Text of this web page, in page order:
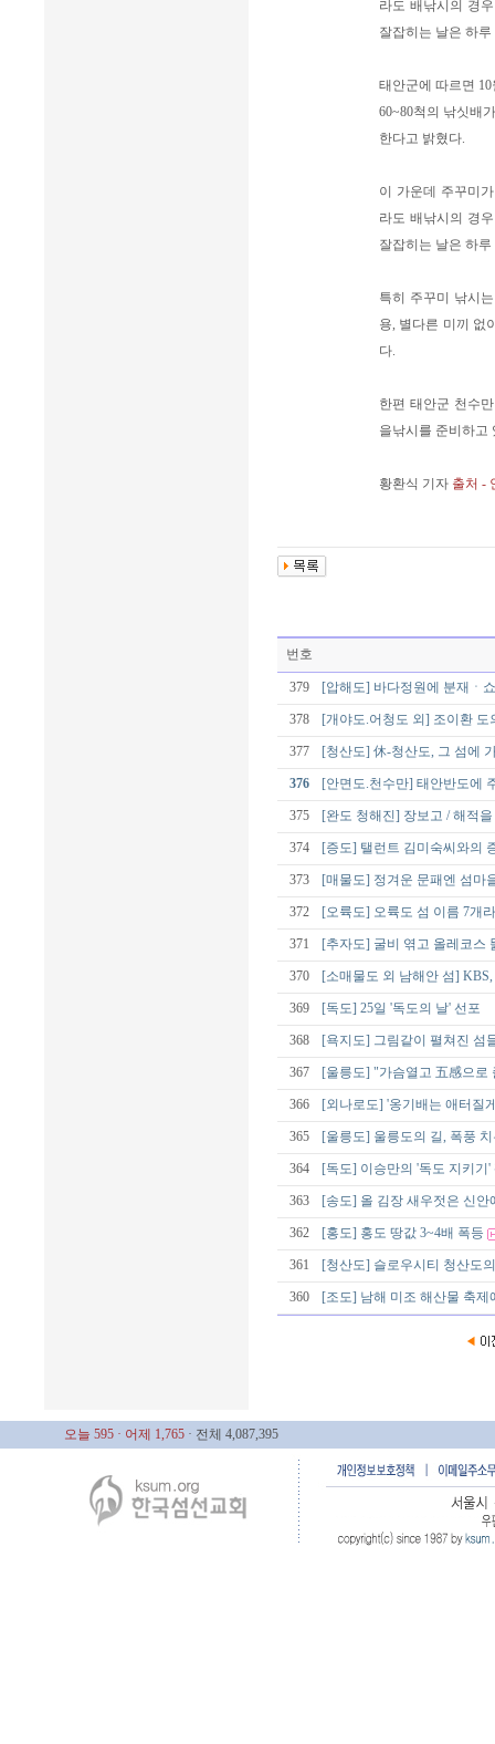
라도 배낚시의 경
잘잡히는 날은 하
태안군에 따르면
60~80척의 낚싯배
한다고 밝혔다.
이 가운데 주꾸미
라도 배낚시의 경
잘잡히는 날은 하
특히 주꾸미 낚시
용, 별다른 미끼 없
다.
한편 태안군 천수
을낚시를 준비하고
황환식 기자 출처 -
번호
379 [압해도] 바다정원에 분재ㆍ
378 [개야도.어청도 외] 조이환
377 [청산도] 休-청산도, 그 섬에
376 [안면도.천수만] 태안반도에
375 [완도 청해진] 장보고 / 해적
374 [증도] 탤런트 김미숙씨와의
373 [매물도] 정겨운 문패엔 섬마
372 [오륙도] 오륙도 섬 이름 7개
371 [추자도] 굴비 엮고 올레코스
370 [소매물도 외 남해안 섬]
369 [독도] 25일 '독도의 날' 선포
368 [욕지도] 그림같이 펼쳐진 섬
367 [울릉도] "가슴열고 五感으로
366 [외나로도] '옹기배는 애터질
365 [울릉도] 울릉도의 길, 폭풍
364 [독도] 이승만의 '독도 지키기
363 [송도] 올 김장 새우젓은 신안
362 [홍도] 홍도 땅값 3~4배 폭등
361 [청산도] 슬로우시티 청산도
360 [조도] 남해 미조 해산물 축제
오늘 595 · 어제 1,765 · 전체 4,087,395